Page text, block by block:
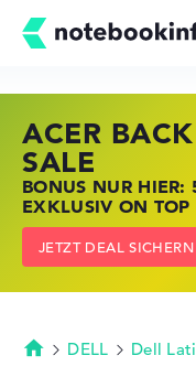
ACER
SALE
BONUS NUR HIER:
EXKLUSIV ON TOP
JETZT DEAL SICHERN
HP STORE
JETZT ZUGREIFEN:
KRÄFTIG
ZU DEN HP
LENOVO
NOTEBOOKS BEI
KRÄFTIG
LENOVO DEALS
Startseite
DELL Dell